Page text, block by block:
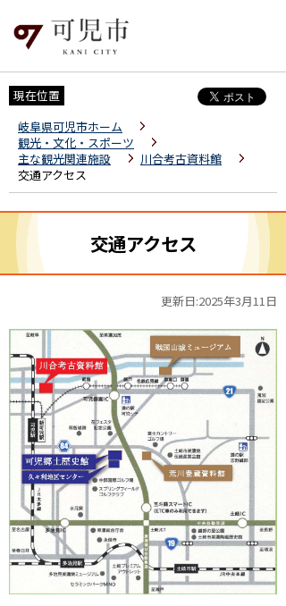
現在位置
岐阜県可児市ホーム
観光・文化・スポーツ
主な観光関連施設
川合考古資料館
交通アクセス
交通アクセス
更新日:2025年3月11日